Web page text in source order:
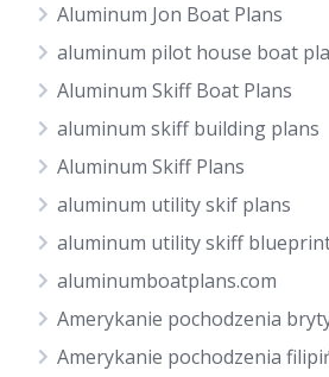
Aluminum Jon Boat Plans
aluminum pilot house boat
Aluminum Skiff Boat Plans
aluminum skiff building plans
Aluminum Skiff Plans
aluminum utility skif plans
aluminum utility skiff
aluminumboatplans.com
Amerykanie pochodzenia
Amerykanie pochodzenia